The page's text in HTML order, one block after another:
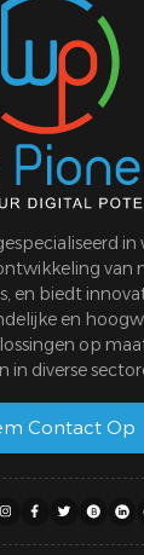
in
van
en biedt
en
op
in diverse
Contact Op